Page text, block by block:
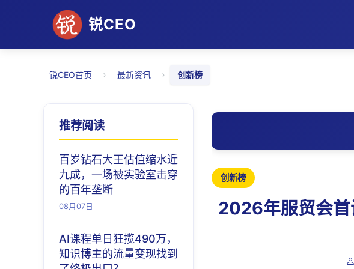
锐CEO
锐CEO首页 › 最新资讯 › 创新榜
推荐阅读
百岁钻石大王估值缩水近
九成，一场被实验室击穿
的百年垄断
08月07日
AI课程单日狂揽490万，
知识博主的流量变现找到
创新榜
2026年服贸会首